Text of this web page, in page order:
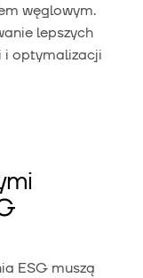
węglowym.
lepszych
i optymalizacji
ESG muszą